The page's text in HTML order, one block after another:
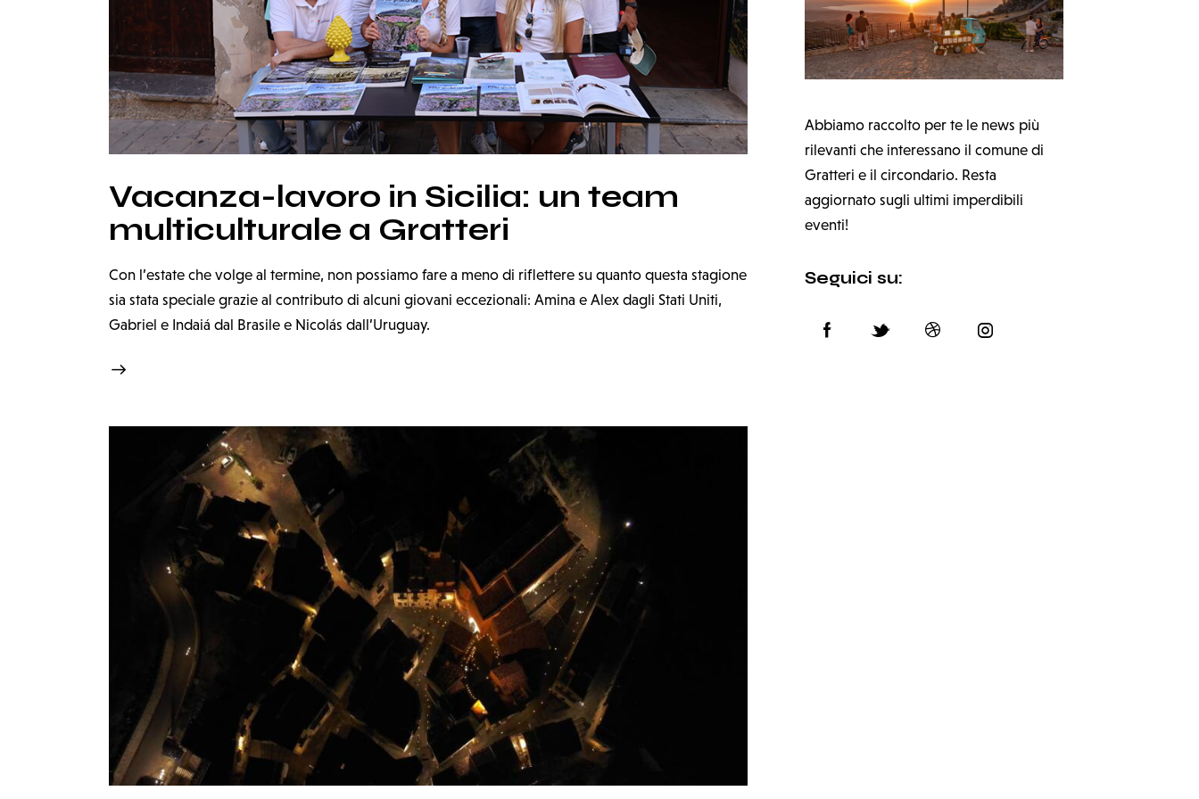
Vacanza-lavoro in Sicilia: un team
multiculturale a Gratteri
Con l’estate che volge al termine, non possiamo fare a meno di riflettere su quanto questa stagione
sia stata speciale grazie al contributo di alcuni giovani eccezionali: Amina e Alex dagli Stati Uniti,
Gabriel e Indaiá dal Brasile e Nicolás dall’Uruguay.
Abbiamo raccolto per te le news più
rilevanti che interessano il comune di
Gratteri e il circondario. Resta
aggiornato sugli ultimi imperdibili
eventi!
Seguici su: